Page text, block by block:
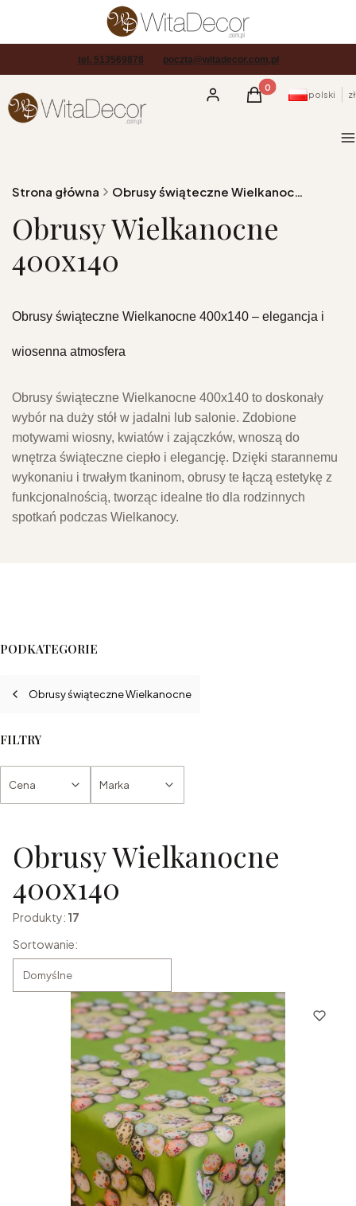
tel. 513569878 poczta@witadecor.com.pl
Zaloguj sięProdukty w
Koszyk polski zł
Strona główna
Obrusy Wielkanocne
400x140
Obrusy świąteczne Wielkanocne 400x140 – elegancja i
wiosenna atmosfera
Obrusy świąteczne Wielkanocne 400x140 to doskonały
wybór na duży stół w jadalni lub salonie. Zdobione
motywami wiosny, kwiatów i zajączków, wnoszą do
wnętrza świąteczne ciepło i elegancję. Dzięki starannemu
wykonaniu i trwałym tkaninom, obrusy te łączą estetykę z
funkcjonalnością, tworząc idealne tło dla rodzinnych
spotkań podczas Wielkanocy.
PODKATEGORIE
Obrusy świąteczne Wielkanocne
FILTRY
Cena Marka
Obrusy Wielkanocne
400x140
Produkty: 17
Lista produktów
Sortowanie:
Domyślne